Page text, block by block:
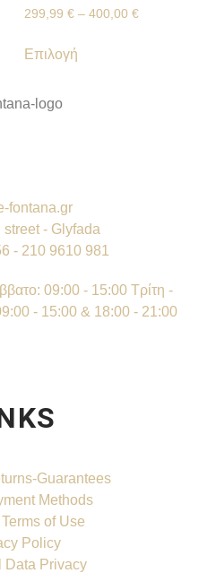
299,99 € – 400,00 €
Επιλογή
fontana.gr
street - Glyfada
- 210 9610 981
09:00 - 15:00 Τρίτη -
- 15:00 & 18:00 - 21:00
Guarantees
Methods
of Use
Policy
Data Privacy